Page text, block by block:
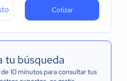
Cotizar
tu búsqueda
10 minutos para consultar tus